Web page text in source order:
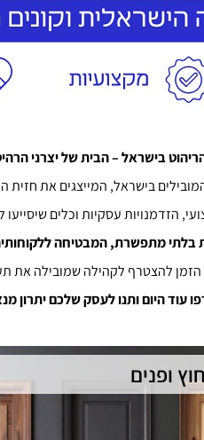
בישראל – הבית של יצרני
בישראל, המייצגים את חזית
הזדמנויות עסקיות וכלים
בלתי מתפשרת, המבטיחה
הזמן להצטרף לקהילה שמובילה את
עוד היום ותנו לעסק שלכם יתרון
ופנים